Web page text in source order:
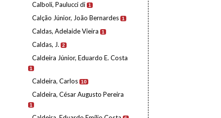
Calboli, Paulucci di 1
Calção Júnior, João Bernardes 1
Caldas, Adelaide Vieira 1
Caldas, J. 2
Caldeira Júnior, Eduardo E. Costa
1
Caldeira, Carlos 10
Caldeira, César Augusto Pereira
1